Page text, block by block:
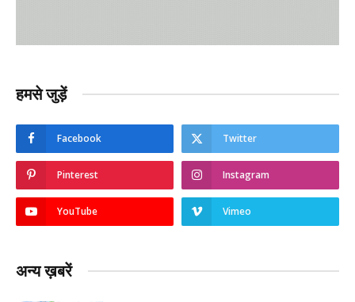
हमसे जुड़ें
Facebook Twitter
Pinterest Instagram
YouTube Vimeo
अन्य ख़बरें